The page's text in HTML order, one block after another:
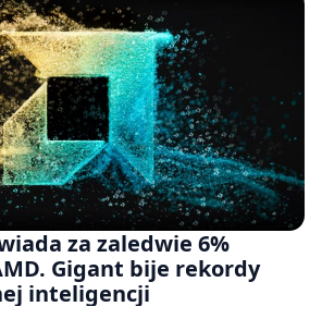
za zaledwie 6%
Gigant bije rekordy
inteligencji